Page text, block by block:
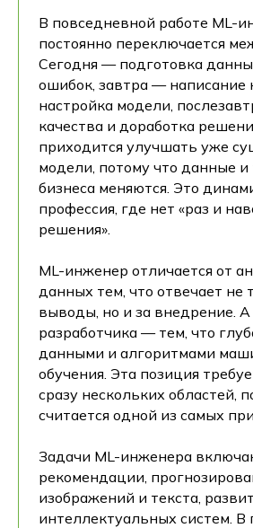
В повседневной работе ML-
постоянно переключается
Сегодня — подготовка
ошибок, завтра — написание
настройка модели,
качества и доработка
приходится улучшать уже
модели, потому что данные и
бизнеса меняются. Это
профессия, где нет «раз и
решения».
ML-инженер отличается от
данных тем, что отвечает не
выводы, но и за внедрение. А
разработчика — тем, что
данными и алгоритмами
обучения. Эта позиция
сразу нескольких областей,
считается одной из самых
Задачи ML-инженера
рекомендации,
изображений и текста,
интеллектуальных систем. В